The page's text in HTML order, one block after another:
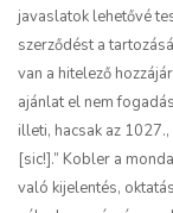
javaslatok lehetővé
szerződést a
van a hitelező
ajánlat el nem
illeti, hacsak az
[sic!].” Kobler a
való kijelentés,